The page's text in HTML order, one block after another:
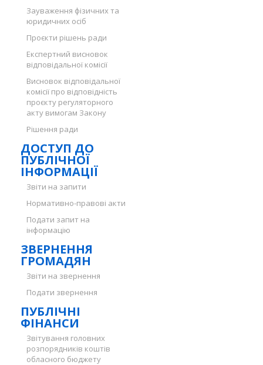
Зауваження фізичних та
юридичних осіб
Проєкти рішень ради
Експертний висновок
відповідальної комісії
Висновок відповідальної
комісії про відповідність
проєкту регуляторного
акту вимогам Закону
Рішення ради
ДОСТУП ДО
ПУБЛІЧНОЇ
ІНФОРМАЦІЇ
Звіти на запити
Нормативно-правові акти
Подати запит на
інформацію
ЗВЕРНЕННЯ
ГРОМАДЯН
Звіти на звернення
Подати звернення
ПУБЛІЧНІ
ФІНАНСИ
Звітування головних
розпорядників коштів
обласного бюджету